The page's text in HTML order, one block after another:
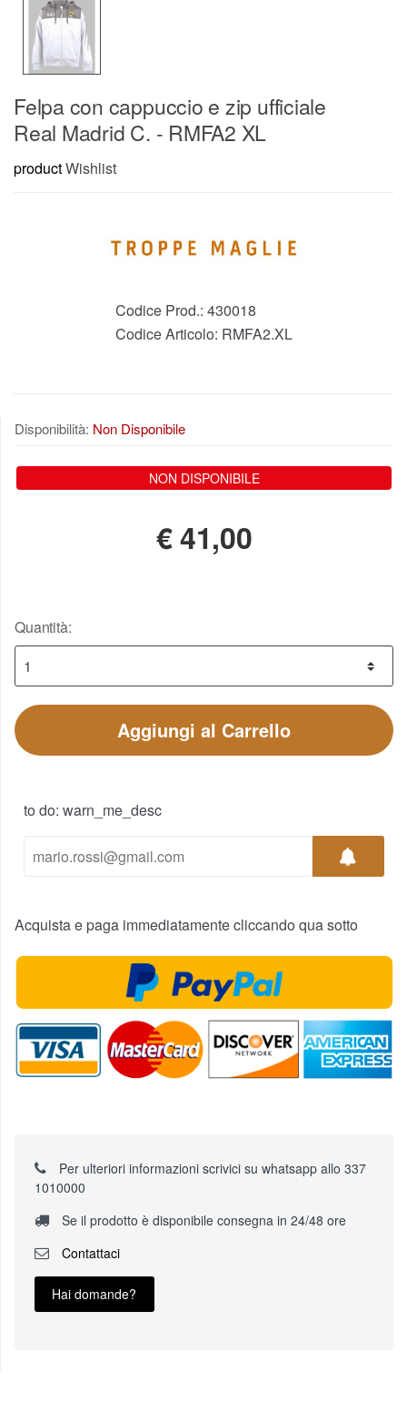
Felpa con cappuccio e zip ufficiale
Real Madrid C. - RMFA2 XL
productWishlist
Codice Prod.: 430018
Codice Articolo: RMFA2.XL
Disponibilità: Non Disponibile
NON DISPONIBILE
€41,00
Quantità:
Aggiungi al Carrello
to do: warn_me_desc
Acquista e paga immediatamente cliccando qua sotto
Per ulteriori informazioni scrivici su whatsapp allo 337
1010000
Se il prodotto è disponibile consegna in 24/48 ore
Contattaci
Hai domande?